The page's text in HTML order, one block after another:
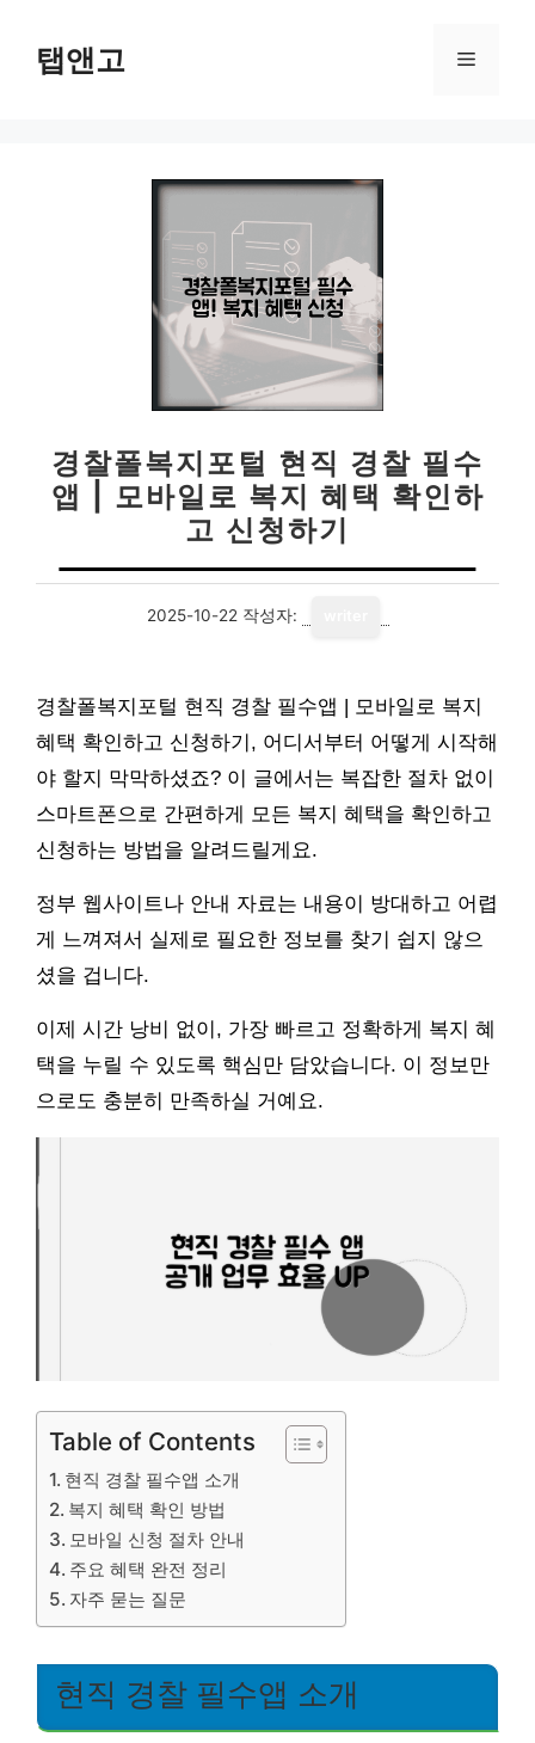
탭앤고 메
경찰폴복지포털 현직 경찰 필수
앱 | 모바일로 복지 혜택 확인하
고 신청하기
2025-10-22 작성자:
경찰폴복지포털 현직 경찰 필수앱 | 모바일로 복지
혜택 확인하고 신청하기, 어디서부터 어떻게 시작해
야 할지 막막하셨죠? 이 글에서는 복잡한 절차 없이
스마트폰으로 간편하게 모든 복지 혜택을 확인하고
신청하는 방법을 알려드릴게요.
정부 웹사이트나 안내 자료는 내용이 방대하고 어렵
게 느껴져서 실제로 필요한 정보를 찾기 쉽지 않으
셨을 겁니다.
이제 시간 낭비 없이, 가장 빠르고 정확하게 복지 혜
택을 누릴 수 있도록 핵심만 담았습니다. 이 정보만
으로도 충분히 만족하실 거예요.
Table of Contents
현직 경찰 필수앱 소개
복지 혜택 확인 방법
모바일 신청 절차 안내
주요 혜택 완전 정리
자주 묻는 질문
현직 경찰 필수앱 소개